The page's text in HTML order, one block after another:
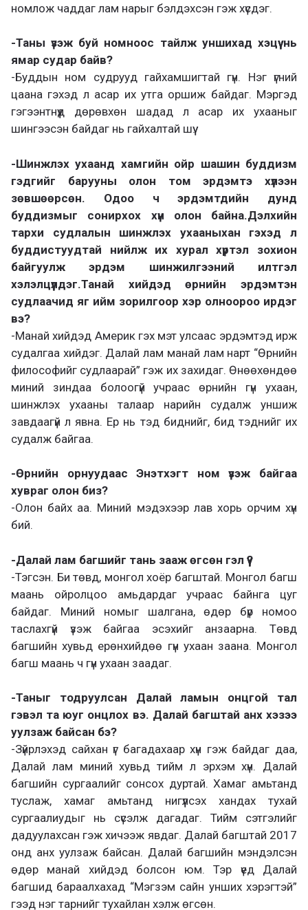
номлож чаддаг лам нарыг бэлдэхсэн гэж хүсдэг.
-Таны үзэж буй номноос тайлж уншихад хэцүү нь
ямар судар байв?
-Буддын ном судрууд гайхамшигтай гүн. Нэг үгний
цаана гэхэд л асар их утга оршиж байдаг. Мэргэд
гэгээнтнүүд дөрөвхөн шадад л асар их ухааныг
шингээсэн байдаг нь гайхалтай шүү.
-Шинжлэх ухаанд хамгийн ойр шашин буддизм
гэдгийг барууны олон том эрдэмтэ хүлээн
зөвшөөрсөн. Одоо ч эрдэмтдийн дунд
буддизмыг сонирхох хүн олон байна.Дэлхийн
тархи судлалын шинжлэх ухааныхан гэхэд л
буддистуудтай нийлж их хурал хүртэл зохион
байгуулж эрдэм шинжилгээний илтгэл
хэлэлцүүлдэг.Танай хийдэд өрнийн эрдэмтэн
судлаачид яг ийм зорилгоор хэр олноороо ирдэг
вэ?
-Манай хийдэд Америк гэх мэт улсаас эрдэмтэд ирж
судалгаа хийдэг. Далай лам манай лам нарт “Өрнийн
философийг судлаарай” гэж их захидаг. Өнөөхөндөө
миний зиндаа болоогүй учраас өрнийн гүн ухаан,
шинжлэх ухааны талаар нарийн судалж уншиж
завдаагүй л явна. Ер нь тэд биднийг, бид тэднийг их
судалж байгаа.
-Өрнийн орнуудаас Энэтхэгт ном үзэж байгаа
хувраг олон биз?
-Олон байх аа. Миний мэдэхээр лав хорь орчим хүн
бий.
-Далай лам багшийг тань зааж өгсөн гэл үү?
-Тэгсэн. Би төвд, монгол хоёр багштай. Монгол багш
маань ойролцоо амьдардаг учраас байнга цуг
байдаг. Миний номыг шалгана, өдөр бүр номоо
таслахгүй үзэж байгаа эсэхийг анзаарна. Төвд
багшийн хувьд ерөнхийдөө гүн ухаан заана. Монгол
багш маань ч гүн ухаан заадаг.
-Таныг тодруулсан Далай ламын онцгой тал
гэвэл та юуг онцлох вэ. Далай багштай анх хэзээ
уулзаж байсан бэ?
-Зүйрлэхэд сайхан үг багадахаар хүн гэж байдаг даа,
Далай лам миний хувьд тийм л эрхэм хүн. Далай
багшийн сургаалийг сонсох дуртай. Хамаг амьтанд
туслаж, хамаг амьтанд нигүүлсэх хандах тухай
сургаалиудыг нь сүсэлж дагадаг. Тийм сэтгэлийг
дадуулахсан гэж хичээж явдаг. Далай багштай 2017
онд анх уулзаж байсан. Далай багшийн мэндэлсэн
өдөр манай хийдэд болсон юм. Тэр үед Далай
багшид бараалхахад “Мэгзэм сайн унших хэрэгтэй”
гээд нэг тарнийг тухайлан хэлж өгсөн.